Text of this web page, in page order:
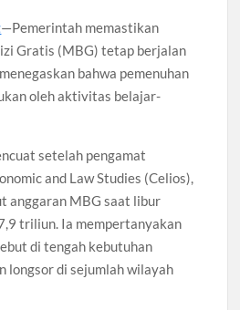
Jawab Maskapai Saat Delay
Tembus 4 Film Rp18 Triliun
—Pemerintah memastikan
Gratis (MBG) tetap berjalan
bahwa pemenuhan
oleh aktivitas belajar-
setelah pengamat
and Law Studies (Celios),
anggaran MBG saat libur
triliun. Ia mempertanyakan
di tengah kebutuhan
longsor di sejumlah wilayah